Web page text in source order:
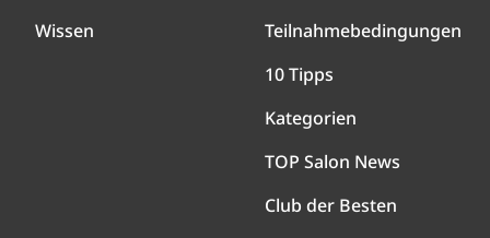
Wissen
Teilnahmebedingungen
10 Tipps
Kategorien
TOP Salon News
Club der Besten